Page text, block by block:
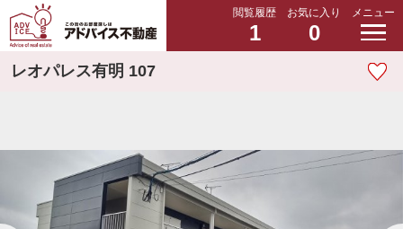
閲覧履歴
1
お気に入り
0
メニュー
レオパレス有明 107